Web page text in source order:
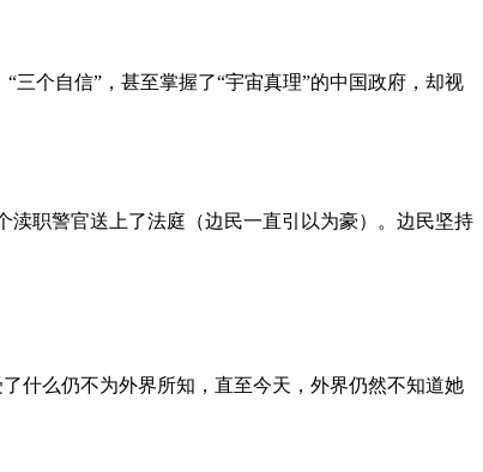
三个自信”，甚至掌握了“宇宙真理”的中国政府，却视
职警官送上了法庭（边民一直引以为豪）。边民坚持
什么仍不为外界所知，直至今天，外界仍然不知道她